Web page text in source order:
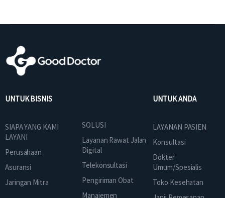
UNTUK BISNIS
SIAPA YANG KAMI
LAYANI
Perusahaan
Asuransi
Jaringan Mitra
SOLUSI
Layanan Rawat Jalan
Digital
Telekonsultasi
Pengiriman Obat
Manajemen
UNTUK ANDA
LAYANAN PASIEN
Konsultasi
Dokter
Umum/Spesialis
Toko Kesehatan